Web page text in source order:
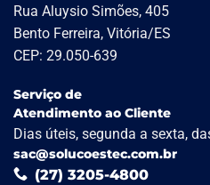
Rua Aluysio Simões, 405
Bento Ferreira, Vitória/ES
CEP: 29.050-639
Serviço de
Atendimento ao Cliente
Dias úteis, segunda a sexta,
sac@solucoestec.com.br
(27) 3205-4800